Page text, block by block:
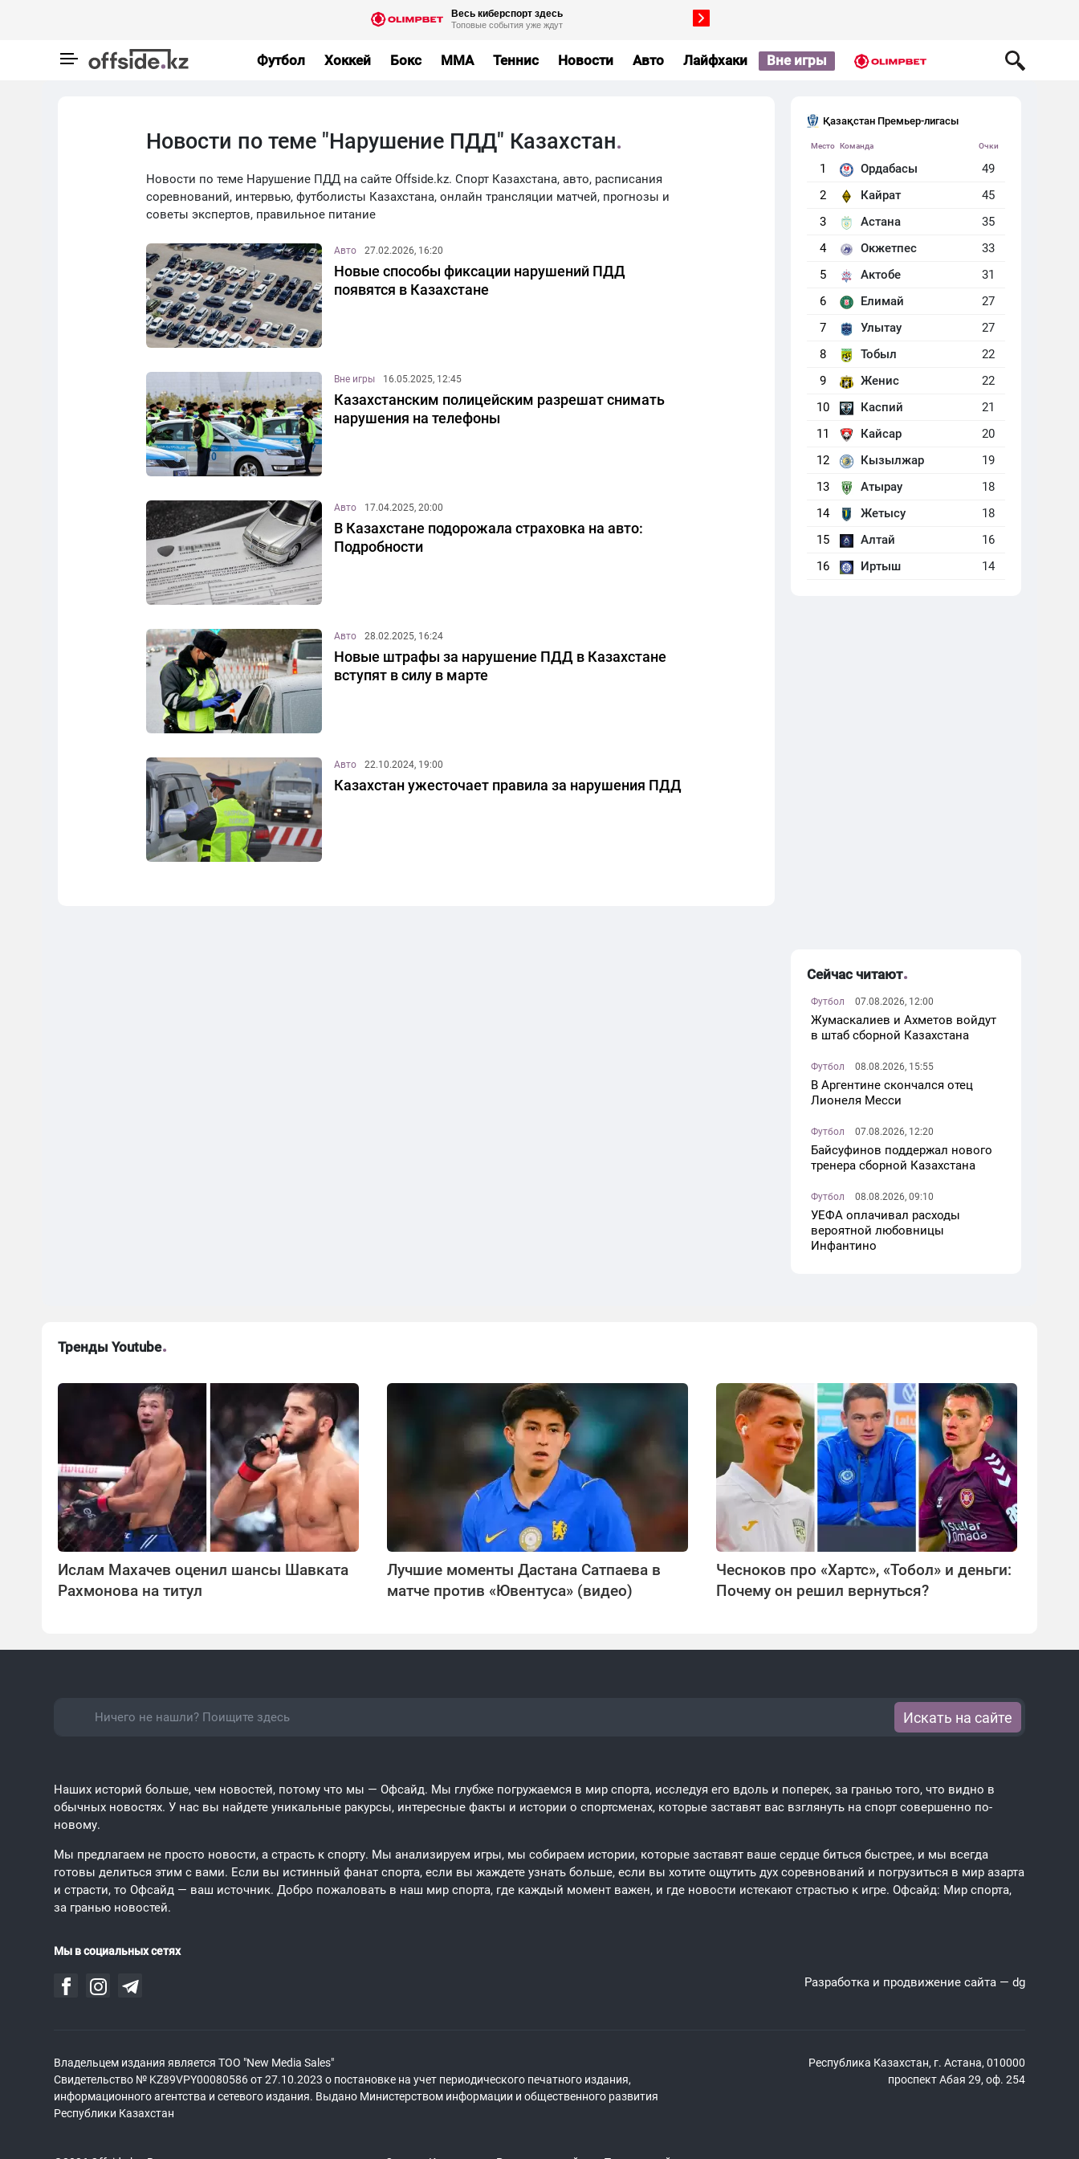
Футбол Хоккей Бокс MMA Теннис Новости Авто Лайфхаки Вне игры
Новости по теме "Нарушение ПДД" Казахстан
Новости по теме Нарушение ПДД на сайте Offside.kz. Спорт Казахстана, авто, расписания
соревнований, интервью, футболисты Казахстана, онлайн трансляции матчей, прогнозы и
советы экспертов, правильное питание
Авто 27.02.2026, 16:20
Новые способы фиксации нарушений ПДД
появятся в Казахстане
Вне игры 16.05.2025, 12:45
Казахстанским полицейским разрешат снимать
нарушения на телефоны
Авто 17.04.2025, 20:00
В Казахстане подорожала страховка на авто:
Подробности
Авто 28.02.2025, 16:24
Новые штрафы за нарушение ПДД в Казахстане
вступят в силу в марте
Авто 22.10.2024, 19:00
Казахстан ужесточает правила за нарушения ПДД
Қазақстан Премьер-лигасы
Место Команда Очки
1 Ордабасы
49
2
Кайрат
45
3
Астана
35
4
Окжетпес
33
5
Актобе
31
6
Елимай
27
7
Улытау
27
8
Тобыл
22
9
Женис
22
10
Каспий
21
11
Кайсар
20
12
Кызылжар
19
13
Атырау
18
14
Жетысу
18
15
Алтай
16
16
Иртыш 14
Сейчас читают
Футбол 07.08.2026, 12:00
Жумаскалиев и Ахметов войдут
в штаб сборной Казахстана
Футбол 08.08.2026, 15:55
В Аргентине скончался отец
Лионеля Месси
Футбол 07.08.2026, 12:20
Байсуфинов поддержал нового
тренера сборной Казахстана
Футбол 08.08.2026, 09:10
УЕФА оплачивал расходы
вероятной любовницы
Инфантино
Тренды Youtube
Ислам Махачев оценил шансы Шавката
Рахмонова на титул
Лучшие моменты Дастана Сатпаева в
матче против «Ювентуса» (видео)
Чесноков про «Хартс», «Тобол» и деньги:
Почему он решил вернуться?
Искать на сайте
Наших историй больше, чем новостей, потому что мы — Офсайд. Мы глубже погружаемся в мир спорта, исследуя его вдоль и поперек, за гранью того, что видно в
обычных новостях. У нас вы найдете уникальные ракурсы, интересные факты и истории о спортсменах, которые заставят вас взглянуть на спорт совершенно по-
новому.
Мы предлагаем не просто новости, а страсть к спорту. Мы анализируем игры, мы собираем истории, которые заставят ваше сердце биться быстрее, и мы всегда
готовы делиться этим с вами. Если вы истинный фанат спорта, если вы жаждете узнать больше, если вы хотите ощутить дух соревнований и погрузиться в мир азарта
и страсти, то Офсайд — ваш источник. Добро пожаловать в наш мир спорта, где каждый момент важен, и где новости истекают страстью к игре. Офсайд: Мир спорта,
за гранью новостей.
Мы в социальных сетях
Разработка и продвижение сайта — dg
Владельцем издания является ТОО "New Media Sales"
Свидетельство № KZ89VPY00080586 от 27.10.2023 о постановке на учет периодического печатного издания,
информационного агентства и сетевого издания. Выдано Министерством информации и общественного развития
Республики Казахстан
Республика Казахстан, г. Астана, 010000
проспект Абая 29, оф. 254